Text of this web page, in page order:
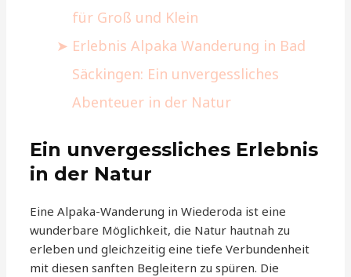
für Groß und Klein
Erlebnis Alpaka Wanderung in Bad
Säckingen: Ein unvergessliches
Abenteuer in der Natur
Ein unvergessliches Erlebnis
in der Natur
Eine Alpaka-Wanderung in Wiederoda ist eine
wunderbare Möglichkeit, die Natur hautnah zu
erleben und gleichzeitig eine tiefe Verbundenheit
mit diesen sanften Begleitern zu spüren. Die